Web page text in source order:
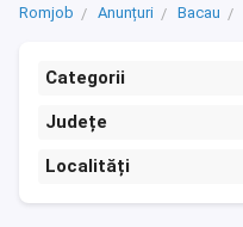
Romjob Anunțuri Bacau
Categorii
Județe
Localități